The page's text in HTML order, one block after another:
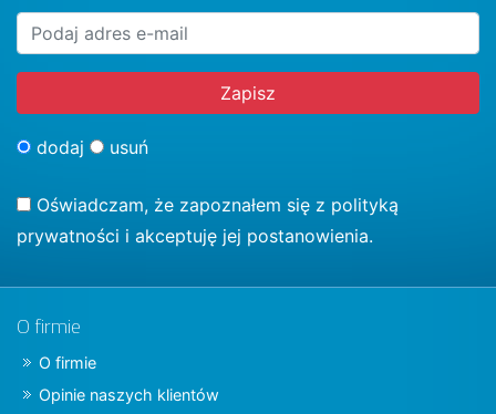
dodaj usuń
Oświadczam, że zapoznałem się z polityką
prywatności i akceptuję jej postanowienia.
O firmie
O firmie
Opinie naszych klientów